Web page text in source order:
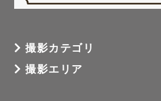
ご親族が集まる機会になりやすい撮
撮影カテゴリ
撮影エリア